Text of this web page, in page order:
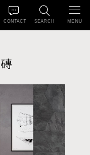
SEARCH
CONTACT MENU